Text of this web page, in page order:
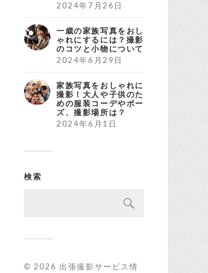
2024年7月26日
一歳の家族写真をおし
ゃれにするには？撮影
のコツと小物について
2024年6月29日
家族写真をおしゃれに
撮影！大人や子供のた
めの服装コーデやポー
ズ、撮影場所は？
2024年6月1日
検索
© 2026 出張撮影サービス情